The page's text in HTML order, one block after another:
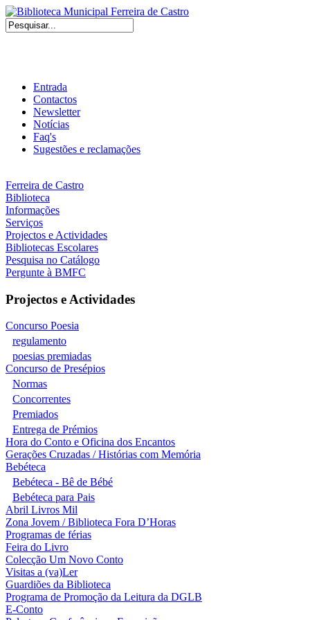
Entrada
Contactos
Newsletter
Notícias
Faq's
Sugestões e reclamações
Ferreira de Castro
Biblioteca
Informações
Serviços
Projectos e Actividades
Bibliotecas Escolares
Pesquisa no Catálogo
Pergunte à BMFC
Projectos e Actividades
Concurso Poesia
regulamento
poesias premiadas
Concurso de Presépios
Normas
Concorrentes
Premiados
Entrega de Prémios
Hora do Conto e Oficina dos Encantos
Gerações Cruzadas / Histórias com Memória
Bebéteca
Bebéteca - Bê de Bébé
Bebéteca para Pais
Abril Livros Mil
Zona Jovem / Biblioteca Fora D’Horas
Programas de férias
Feira do Livro
Colecção Um Novo Conto
Visitas a (va)Ler
Guardiões da Biblioteca
Programa de Promoção da Leitura da DGLB
E-Conto